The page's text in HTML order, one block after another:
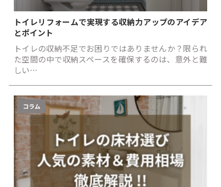
トイレリフォームで実現する収納力アップのアイデア
とポイント
トイレの収納不足でお困りではありませんか？限られ
た空間の中で収納スペースを確保するのは、意外と難
しい…
コラム